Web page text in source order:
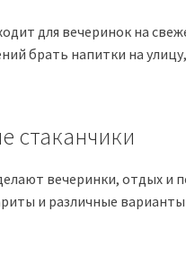
для вечеринок на
брать напитки на
стаканчики
вечеринки, отдых и
и различные